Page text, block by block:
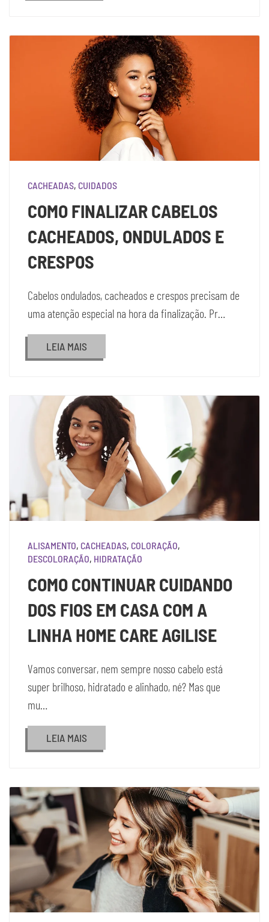
CACHEADAS, CUIDADOS
COMO FINALIZAR CABELOS
CACHEADOS, ONDULADOS E
CRESPOS
Cabelos ondulados, cacheados e crespos precisam de
uma atenção especial na hora da finalização. Pr…
LEIA MAIS
ALISAMENTO, CACHEADAS, COLORAÇÃO,
DESCOLORAÇÃO, HIDRATAÇÃO
COMO CONTINUAR CUIDANDO
DOS FIOS EM CASA COM A
LINHA HOME CARE AGILISE
Vamos conversar, nem sempre nosso cabelo está
super brilhoso, hidratado e alinhado, né? Mas que
mu…
LEIA MAIS